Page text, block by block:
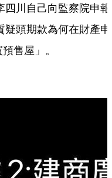
川自己向監察院申報
疑頭期款為何在財產申
售屋」。